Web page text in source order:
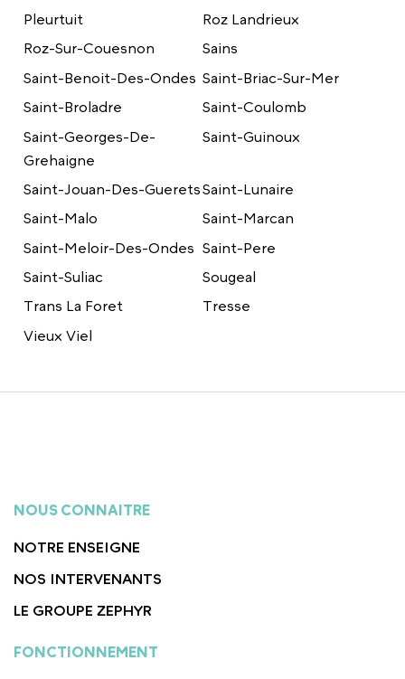
Pleurtuit
Roz Landrieux
Roz-Sur-Couesnon
Sains
Saint-Benoit-Des-Ondes Saint-Briac-Sur-Mer
Saint-Broladre
Saint-Coulomb
Saint-Georges-De-
Grehaigne
Saint-Guinoux
Saint-Jouan-Des-GueretsSaint-Lunaire
Saint-Malo
Saint-Marcan
Saint-Meloir-Des-Ondes Saint-Pere
Saint-Suliac
Sougeal
Trans La Foret
Tresse
Vieux Viel
NOUS CONNAITRE
NOTRE ENSEIGNE
NOS INTERVENANTS
LE GROUPE ZEPHYR
FONCTIONNEMENT